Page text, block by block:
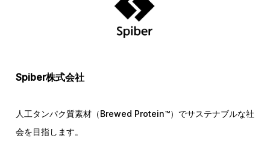
Spiber株式会社
人工タンパク質素材（Brewed Protein™）でサステナブルな社
会を目指します。